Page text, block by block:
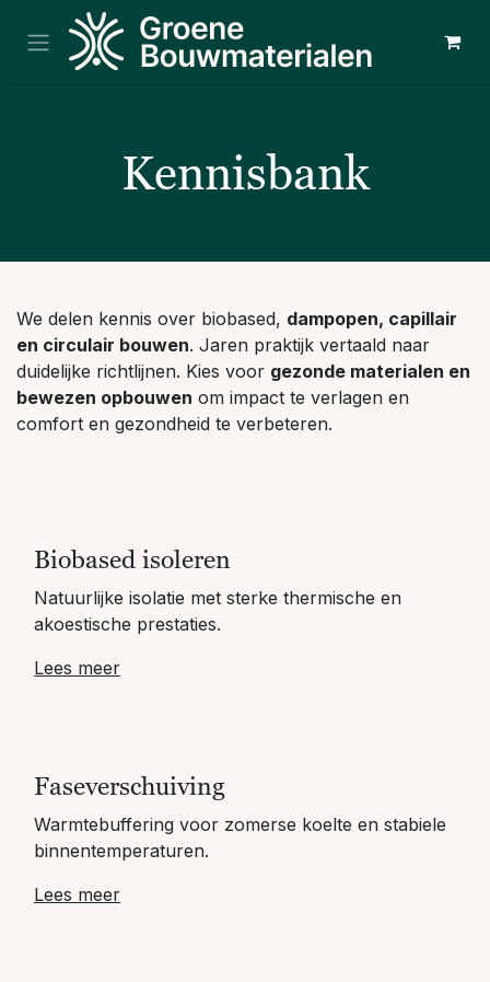
Overslaan naar inhoud
Kennisbank
We delen kennis over biobased, dampopen, capillair
en circulair bouwen. Jaren praktijk vertaald naar
duidelijke richtlijnen. Kies voor gezonde materialen en
bewezen opbouwen om impact te verlagen en
comfort en gezondheid te verbeteren.
Biobased isoleren
Natuurlijke isolatie met sterke thermische en
akoestische prestaties.
Lees meer
Faseverschuiving
Warmtebuffering voor zomerse koelte en stabiele
binnentemperaturen.
Lees meer